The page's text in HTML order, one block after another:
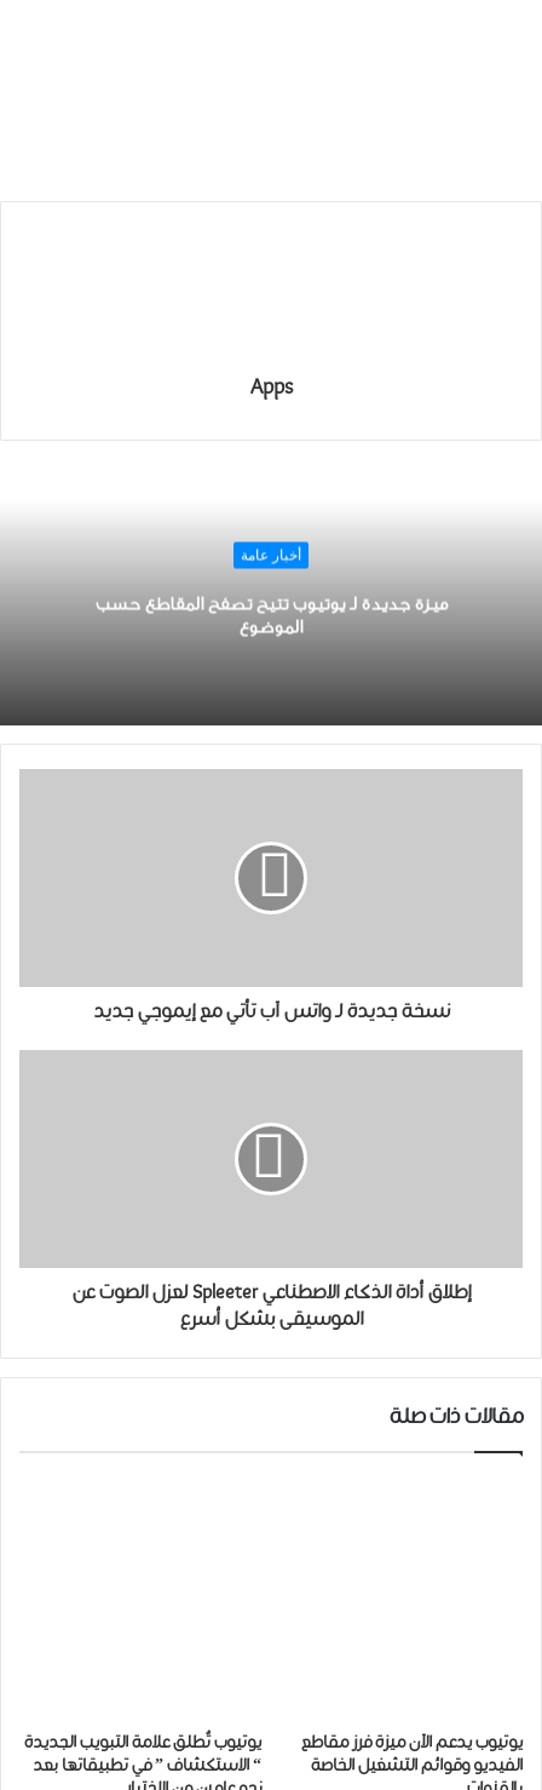
Apps
أخبار عامة
ميزة جديدة لـ ﻳﻮﺗﻴﻮﺏ تتيح ﺗﺼﻔﺢ ﺍﻟﻤﻘﺎﻃﻊ ﺣﺴﺐ
ﺍﻟﻤﻮﺿﻮﻉ
نسخة ﺟﺪﻳﺪة ﻟـ وﺍﺗﺲ ﺁﺏ تأتي مع ﺇﻳﻤﻮجي ﺟﺪﻳﺪ
إطلاق أداة ﺍﻟﺬﻛﺎﺀ ﺍﻻﺻﻄﻨﺎﻋﻲ Spleeter ﻟﻌﺰﻝ الصوت ﻋﻦ
ﺍﻟﻤﻮسيقى بشكل أسرع
مقالات ذات صلة
يوتيوب ﻳﺪﻋﻢ الآن ﻣﻴﺰﺓ ﻓﺮﺯ ﻣﻘﺎﻃﻊ
ﺍﻟﻔﻴﺪﻳﻮ ﻭﻗﻮﺍﺋﻢ ﺍﻟﺘﺸﻐﻴﻞ ﺍﻟﺨﺎﺻﺔ
ﻳﻮﺗﻴﻮﺏ ﺗُﻄﻠﻖ ﻋﻼﻣﺔ ﺍﻟﺘﺒﻮﻳﺐ ﺍﻟﺠﺪﻳﺪة
“ ﺍﻻﺳﺘﻜﺸﺎﻑ ” ﻓﻲ ﺗﻄﺒﻴﻘﺎﺗﻬﺎ ﺑﻌﺪ